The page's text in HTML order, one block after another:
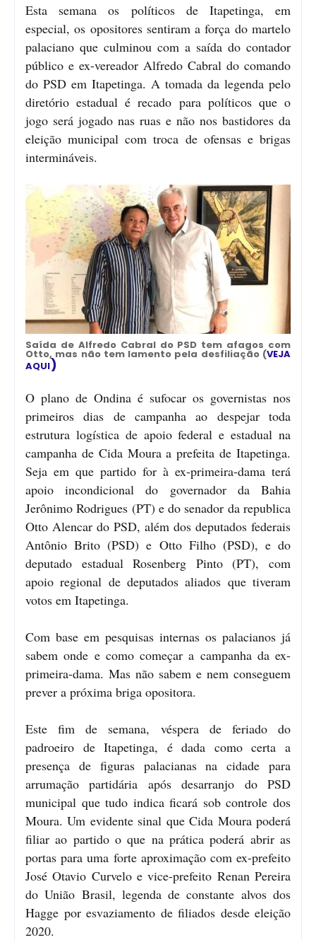
Esta semana os políticos de Itapetinga, em
especial, os opositores sentiram a força do martelo
palaciano que culminou com a saída do contador
público e ex-vereador Alfredo Cabral do comando
do PSD em Itapetinga. A tomada da legenda pelo
diretório estadual é recado para políticos que o
jogo será jogado nas ruas e não nos bastidores da
eleição municipal com troca de ofensas e brigas
intermináveis.
Saída de Alfredo Cabral do PSD tem afagos com
Otto, mas não tem lamento pela desfiliação (VEJA
AQUI)
O plano de Ondina é sufocar os governistas nos
primeiros dias de campanha ao despejar toda
estrutura logística de apoio federal e estadual na
campanha de Cida Moura a prefeita de Itapetinga.
Seja em que partido for à ex-primeira-dama terá
apoio incondicional do governador da Bahia
Jerônimo Rodrigues (PT) e do senador da republica
Otto Alencar do PSD, além dos deputados federais
Antônio Brito (PSD) e Otto Filho (PSD), e do
deputado estadual Rosenberg Pinto (PT), com
apoio regional de deputados aliados que tiveram
votos em Itapetinga.
Com base em pesquisas internas os palacianos já
sabem onde e como começar a campanha da ex-
primeira-dama. Mas não sabem e nem conseguem
prever a próxima briga opositora.
Este fim de semana, véspera de feriado do
padroeiro de Itapetinga, é dada como certa a
presença de figuras palacianas na cidade para
arrumação partidária após desarranjo do PSD
municipal que tudo indica ficará sob controle dos
Moura. Um evidente sinal que Cida Moura poderá
filiar ao partido o que na prática poderá abrir as
portas para uma forte aproximação com ex-prefeito
José Otavio Curvelo e vice-prefeito Renan Pereira
do União Brasil, legenda de constante alvos dos
Hagge por esvaziamento de filiados desde eleição
2020.